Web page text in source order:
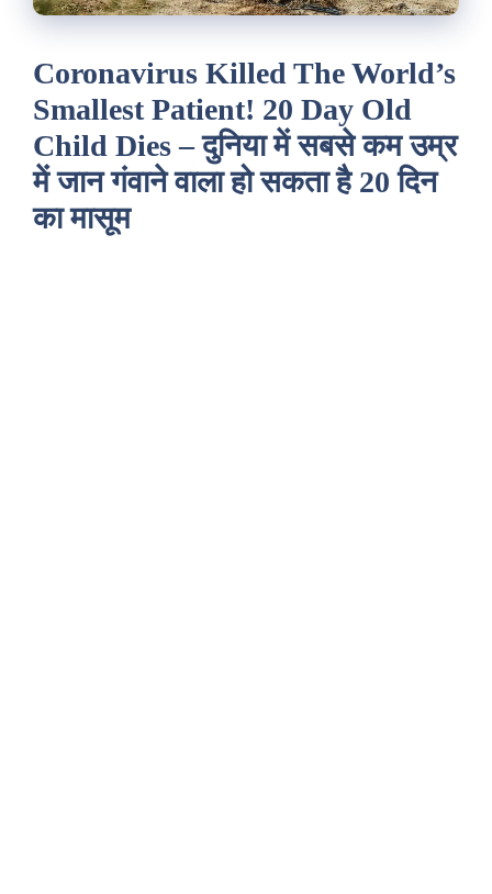
Coronavirus Killed The World’s
Smallest Patient! 20 Day Old
Child Dies – दुनिया में सबसे कम उम्र
में जान गंवाने वाला हो सकता है 20 दिन
का मासूम